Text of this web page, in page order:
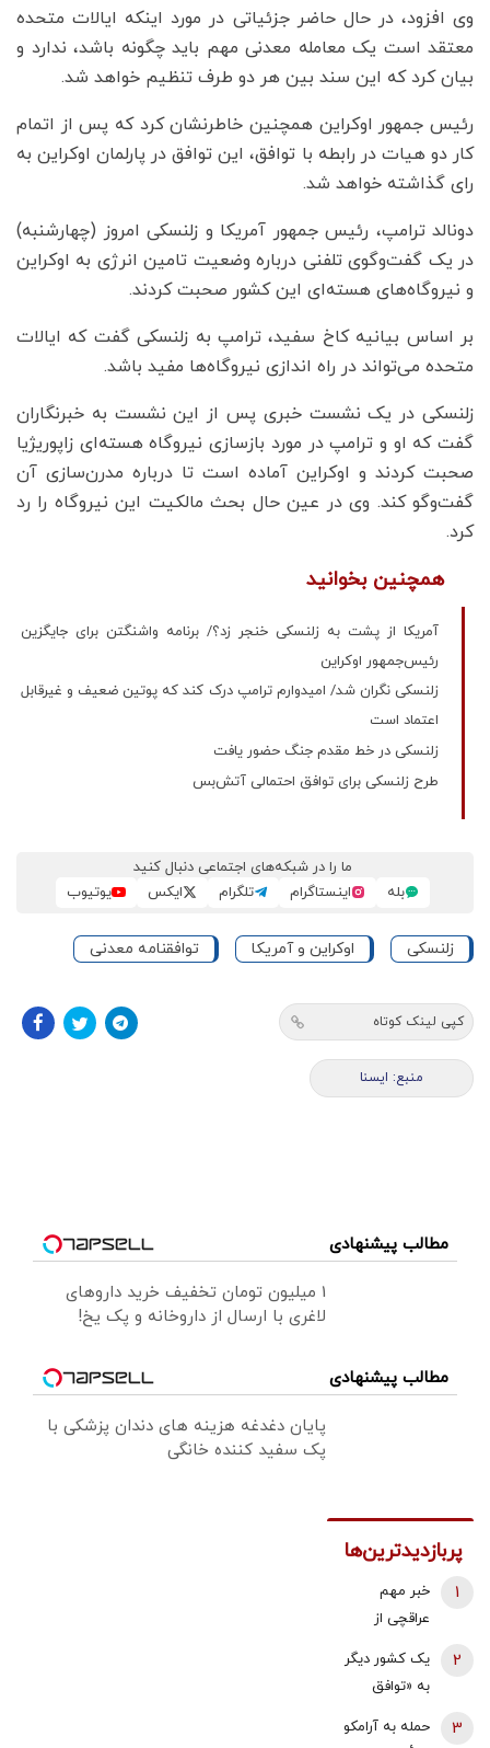
وی افزود، در حال حاضر جزئیاتی در مورد اینکه ایالات متحده
معتقد است یک معامله معدنی مهم باید چگونه باشد، ندارد و
بیان کرد که این سند بین هر دو طرف تنظیم خواهد شد.
رئیس جمهور اوکراین همچنین خاطرنشان کرد که پس از اتمام
کار دو هیات در رابطه با توافق، این توافق در پارلمان اوکراین به
رای گذاشته خواهد شد.
دونالد ترامپ، رئیس ‌جمهور آمریکا و زلنسکی امروز (چهارشنبه)
در یک گفت‌وگوی تلفنی درباره وضعیت تامین انرژی به اوکراین
و نیروگاه‌های هسته‌ای این کشور صحبت کردند.
بر اساس بیانیه کاخ سفید، ترامپ به زلنسکی گفت که ایالات
متحده می‌تواند در راه اندازی نیروگاه‌ها مفید باشد.
زلنسکی در یک نشست خبری پس از این نشست به خبرنگاران
گفت که او و ترامپ در مورد بازسازی نیروگاه هسته‌ای زاپوریژیا
صحبت کردند و اوکراین آماده است تا درباره مدرن‌سازی آن
گفت‌وگو کند. وی در عین حال بحث مالکیت این نیروگاه را رد
کرد.
همچنین بخوانید
آمریکا از پشت به زلنسکی خنجر زد؟/ برنامه واشنگتن برای جایگزین
رئیس‌جمهور اوکراین
زلنسکی نگران شد/ امیدوارم ترامپ درک کند که پوتین ضعیف و غیرقابل
اعتماد است
زلنسکی در خط مقدم جنگ حضور یافت
طرح زلنسکی برای توافق احتمالی آتش‌بس
ما را در شبکه‌های اجتماعی دنبال کنید
بله
اینستاگرام تلگرام ایکس یوتیوب
زلنسکی اوکراین و آمریکا توافقنامه معدنی
کپی لینک کوتاه
منبع: ايسنا
مطالب پیشنهادی
1 میلیون تومان تخفیف خرید داروهای
لاغری با ارسال از داروخانه و پک یخ!
مطالب پیشنهادی
پایان دغدغه هزینه های دندان پزشکی با
پک سفید کننده خانگی
پربازدیدترین‌ها
خبر مهم
عراقچی از
نیروهای نظامی
و دریایی ایران و
عمان درباره
1
یک کشور دیگر
به «توافق
پیوندد/ ترکیه
2
حمله به آرامکو
3